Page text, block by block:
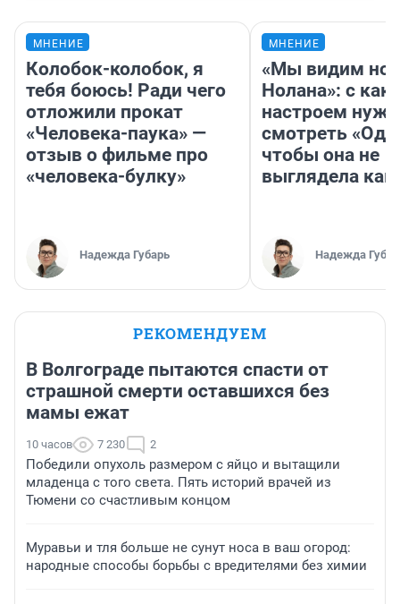
МНЕНИЕ
Колобок-колобок, я
тебя боюсь! Ради чего
отложили прокат
«Человека-паука» —
отзыв о фильме про
«человека-булку»
Надежда Губарь
МНЕНИЕ
«Мы видим
Нолана»: с
настроем
смотреть
чтобы она не
выглядела как
Надежда
РЕКОМЕНДУЕМ
В Волгограде пытаются спасти от
страшной смерти оставшихся без
мамы ежат
10 часов 7 230 2
Победили опухоль размером с яйцо и вытащили
младенца с того света. Пять историй врачей из
Тюмени со счастливым концом
Муравьи и тля больше не сунут носа в ваш огород:
народные способы борьбы с вредителями без химии